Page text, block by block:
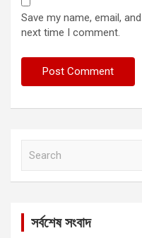
Save my name, email,
next time I comment.
সর্বশেষ সংবাদ